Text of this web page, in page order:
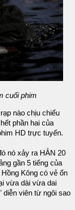
cuối phim
nào chịu chiếu
phần hai của
HD trực tuyến.
nó xảy ra HẲN 20
gần 5 tiếng của
Kông có vẻ ổn
vừa dài vừa dai
diễn viên từ ngôi sao